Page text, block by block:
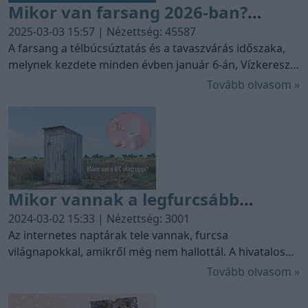
Mikor van farsang 2026-ban?
Vizkereszt, farsang farka,
húshagyókedd és hamvazószerda
hagyományai
2025-03-03 15:57 | Nézettség: 45587
A farsang a télbúcsúztatás és a tavaszvárás időszaka,
melynek kezdete minden évben január 6-án, Vízkereszt
napján van. A farsangi időszak vége azonban változó,
Tovább olvasom »
Mikor vannak a legfurcsább
világnapok a naptárban?
2024-03-02 15:33 | Nézettség: 3001
Az internetes naptárak tele vannak, furcsa
világnapokkal, amikről még nem hallottál. A hivatalos
ünnepnapok mellett rengeteg furcsa és vicces világnap
hogy felhívják a figyelmet egy-egy témára, vagy
Tovább olvasom »